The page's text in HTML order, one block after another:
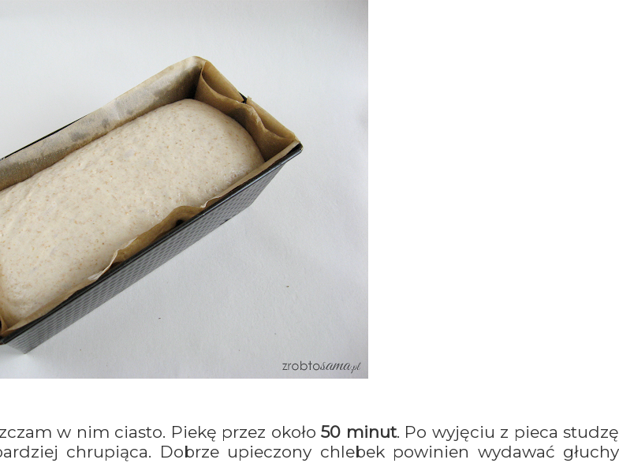
w nim ciasto. Piekę przez około50 minut. Po wyjęciu z pieca studzę
chrupiąca. Dobrze upieczony chlebek powinien wydawać głuchy